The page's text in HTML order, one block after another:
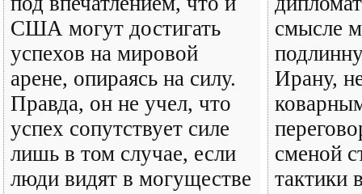
США могут достигать
успехов на мировой
арене, опираясь на силу.
Правда, он не учел, что
успех сопутствует силе
лишь в том случае, если
люди видят в могуществе
смысле
Ирану,
сменой
тактики